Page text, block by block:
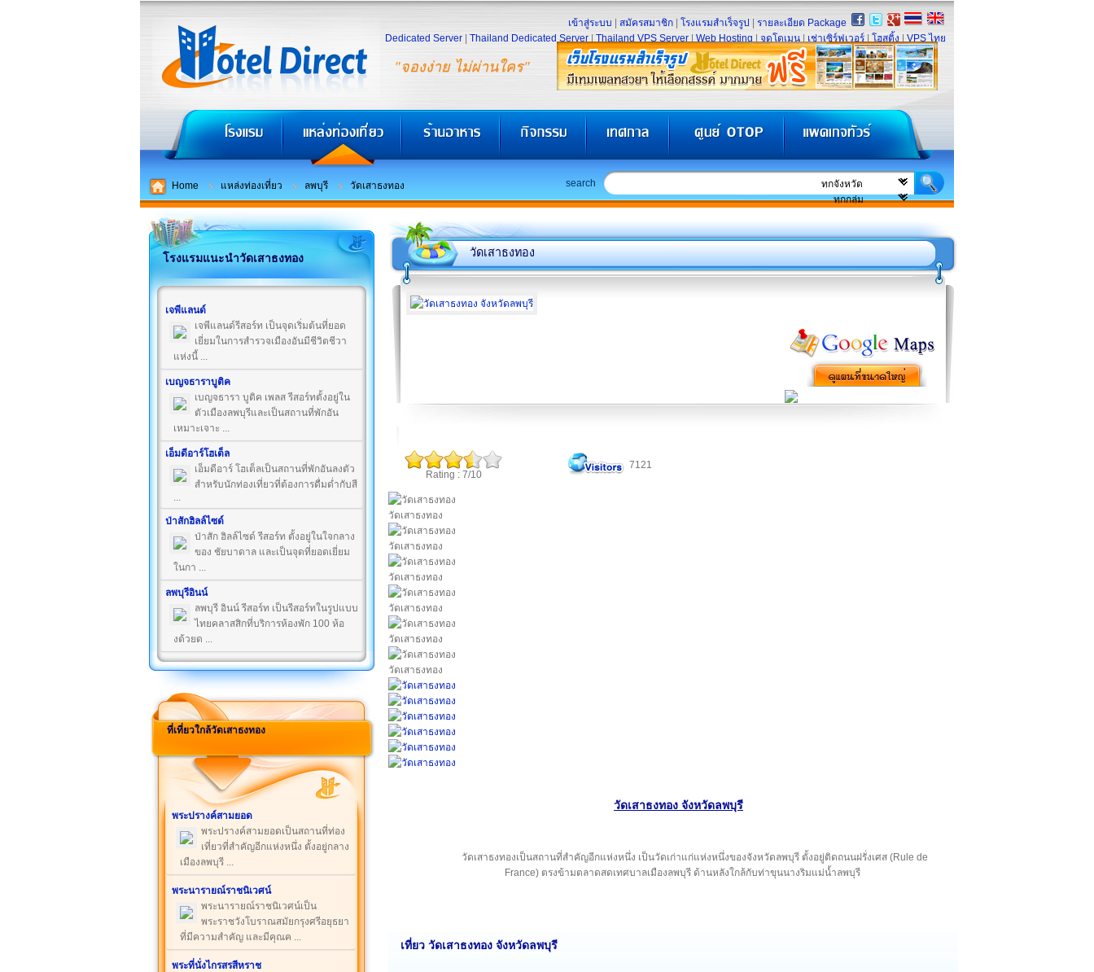
"จองง่าย ไม่ผ่านใคร"
เข้าสู่ระบบ สมัครสมาชิก โรงแรมสำเร็จรูป
รายละเอียด Package
Dedicated Server
Thailand Dedicated Server Thailand VPS Server Web Hosting จดโดเมน เช่าเซิร์ฟเวอร์ โฮสติ้ง VPS ไทย
Home แหล่งท่องเที่ยว ลพบุรี วัดเสาธงทอง search
โรงแรมแนะนำวัดเสาธงทอง
เจพีแลนด์
เจพีแลนด์รีสอร์ท เป็นจุดเริ่มต้นที่ยอด
เยี่ยมในการสำรวจเมืองอันมีชีวิตชีวา
แห่งนี้ ...
เบญจธาราบูติค
เบญจธารา บูติค เพลส รีสอร์ทตั้งอยู่ใน
ตัวเมืองลพบุรีและเป็นสถานที่พักอัน
เหมาะเจาะ ...
เอ็มดีอาร์โฮเต็ล
เอ็มดีอาร์ โฮเต็ลเป็นสถานที่พักอันลงตัว
สำหรับนักท่องเที่ยวที่ต้องการดื่มด่ำกับสี
...
ป่าสักฮิลล์ไซด์
ป่าสัก ฮิลล์ไซด์ รีสอร์ท ตั้งอยู่ในใจกลาง
ของ ชัยบาดาล และเป็นจุดที่ยอดเยี่ยม
ในกา ...
ลพบุรีอินน์
ลพบุรี อินน์ รีสอร์ท เป็นรีสอร์ทในรูปแบบ
ไทยคลาสสิกที่บริการห้องพัก 100 ห้อ
งด้วยด ...
ที่เที่ยวใกล้วัดเสาธงทอง
พระปรางค์สามยอด
พระปรางค์สามยอดเป็นสถานที่ท่อง
เที่ยวที่สำคัญอีกแห่งหนึ่ง ตั้งอยู่กลาง
เมืองลพบุรี ...
พระนารายณ์ราชนิเวศน์
พระนารายณ์ราชนิเวศน์เป็น
พระราชวังโบราณสมัยกรุงศรีอยุธยา
ที่มีความสำคัญ และมีคุณค ...
พระที่นั่งไกรสรสีหราช
วัดเสาธงทอง
Rating : 7/10
7121
วัดเสาธงทอง
วัดเสาธงทอง
วัดเสาธงทอง
วัดเสาธงทอง
วัดเสาธงทอง
วัดเสาธงทอง
วัดเสาธงทอง จังหวัดลพบุรี
วัดเสาธงทองเป็นสถานที่สำคัญอีกแห่งหนึ่ง เป็นวัดเก่าแก่แห่งหนึ่งของจังหวัดลพบุรี ตั้งอยู่ติดถนนฝรั่งเศส (Rule de
France) ตรงข้ามตลาดสดเทศบาลเมืองลพบุรี ด้านหลังใกล้กับท่าขุนนางริมแม่น้ำลพบุรี
เที่ยว วัดเสาธงทอง จังหวัดลพบุรี